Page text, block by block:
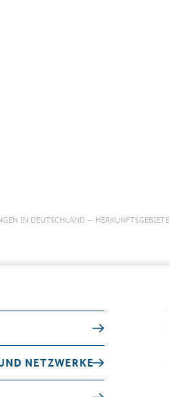
IN DEUTSCHLAND
HERKUNFTSGEBIETE
NETZWERKE